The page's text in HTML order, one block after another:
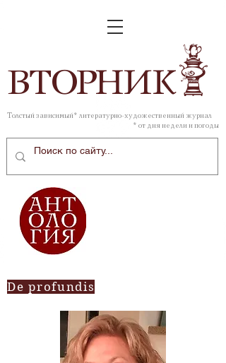
ВТОРНИК
Толстый зависимый* литературно-художественный журнал
* от дня недели и погоды
De profundis